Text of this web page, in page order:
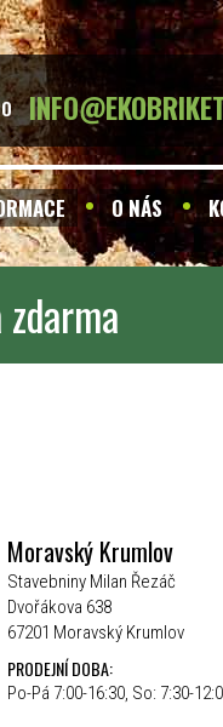
O NÁS
Moravský Krumlov
Stavebniny Milan Řezáč
Dvořákova 638
67201 Moravský Krumlov
PRODEJNÍ DOBA:
Po-Pá 7:00-16:30, So: 7:30-